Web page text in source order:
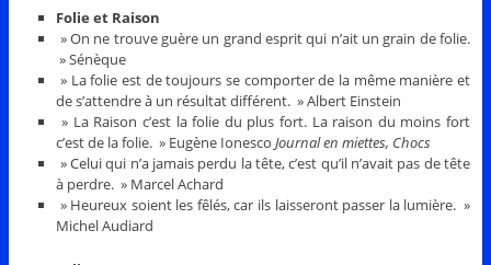
Folie et Raison
» On ne trouve guère un grand esprit qui n’ait un grain de folie.
» Sénèque
» La folie est de toujours se comporter de la même manière et
de s’attendre à un résultat différent. » Albert Einstein
» La Raison c’est la folie du plus fort. La raison du moins fort
c’est de la folie. » Eugène IonescoJournal en miettes, Chocs
» Celui qui n’a jamais perdu la tête, c’est qu’il n’avait pas de tête
à perdre. » Marcel Achard
» Heureux soient les fêlés, car ils laisseront passer la lumière. »
Michel Audiard